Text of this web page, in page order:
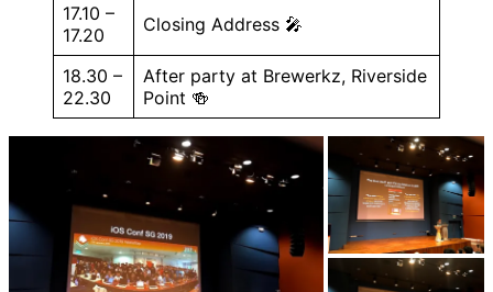
17.10 –
17.20
Closing Address 🎤
18.30 –
22.30
After party at Brewerkz, Riverside
Point 🍻